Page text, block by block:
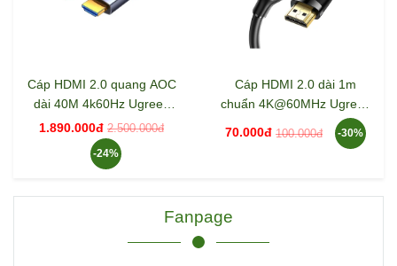
Cáp HDMI 2.0 quang AOC
dài 40M 4k60Hz Ugreen
45508 HD178
1.890.000đ 2.500.000đ
-24%
Cáp HDMI 2.0 dài 1m
chuẩn 4K@60MHz Ugreen
35172 35174 ED030
70.000đ 100.000đ -30%
Fanpage